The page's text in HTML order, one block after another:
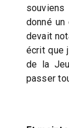
souviens
donné
devait
écrit que
de la
passer